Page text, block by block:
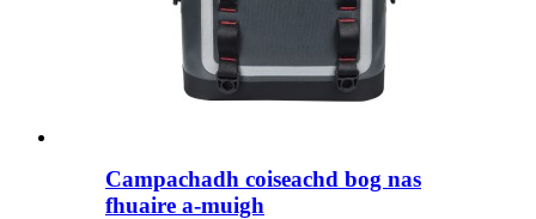
Campachadh coiseachd bog nas
fhuaire a-muigh